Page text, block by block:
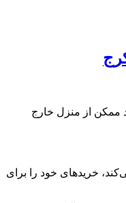
ممکن از منزل خارج
خریدهای خود را برای